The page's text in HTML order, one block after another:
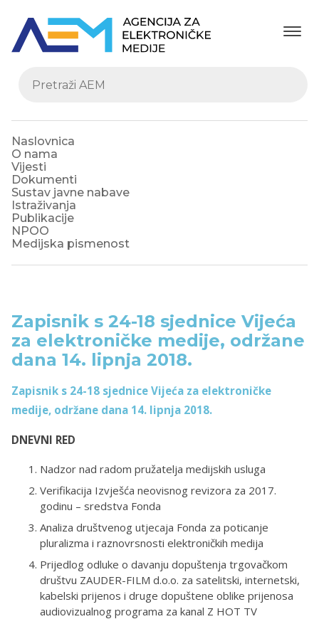
Naslovnica
O nama
Vijesti
Dokumenti
Sustav javne nabave
Istraživanja
Publikacije
NPOO
Medijska pismenost
Zapisnik s 24-18 sjednice Vijeća
za elektroničke medije, održane
dana 14. lipnja 2018.
Zapisnik s 24-18 sjednice Vijeća za elektroničke
medije, održane dana 14. lipnja 2018.
DNEVNI RED
Nadzor nad radom pružatelja medijskih usluga
Verifikacija Izvješća neovisnog revizora za 2017.
godinu – sredstva Fonda
Analiza društvenog utjecaja Fonda za poticanje
pluralizma i raznovrsnosti elektroničkih medija
Prijedlog odluke o davanju dopuštenja trgovačkom
društvu ZAUDER-FILM d.o.o. za satelitski, internetski,
kabelski prijenos i druge dopuštene oblike prijenosa
audiovizualnog programa za kanal Z HOT TV